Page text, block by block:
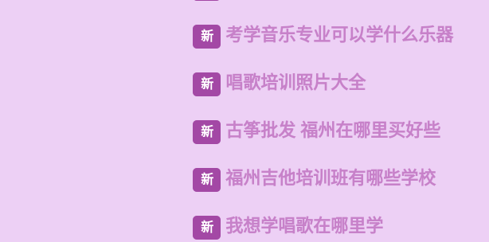
新 考学音乐专业可以学什么乐器
新 唱歌培训照片大全
新 古筝批发 福州在哪里买好些
新 福州吉他培训班有哪些学校
新 我想学唱歌在哪里学